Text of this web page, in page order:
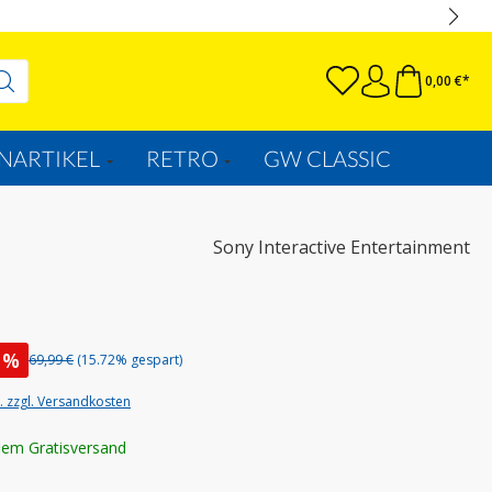
0,00 €*
RETRO GW CLASSIC
Sony Interactive Entertainment
% 69,99 € (15.72% gespart)
zzgl. Versandkosten
Gratisversand